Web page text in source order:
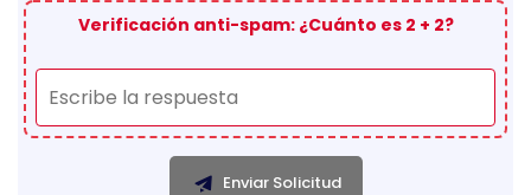
Verificación anti-spam: ¿Cuánto es 2 + 2?
Enviar Solicitud